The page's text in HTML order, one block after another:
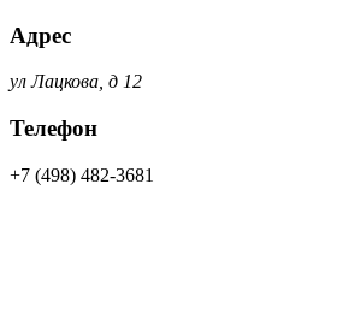
Адрес
ул Лацкова, д 12
Телефон
+7 (498) 482-3681